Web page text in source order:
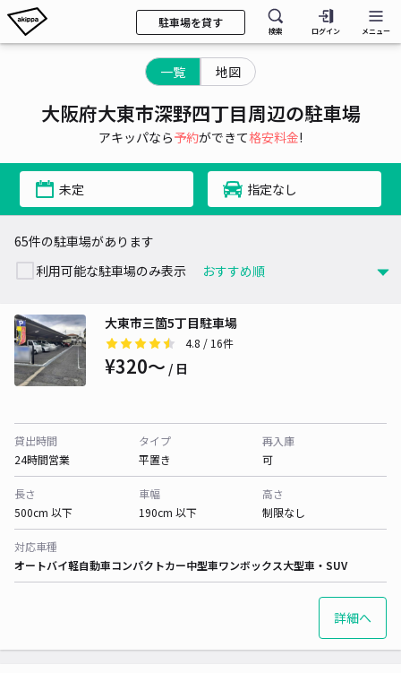
駐車場を貸す
検索 ログイン メニュー
一覧 地図
大阪府大東市深野四丁目周辺の駐車場
アキッパなら予約ができて格安料金!
未定 指定なし
65件の駐車場があります
利用可能な駐車場のみ表示
大東市三箇5丁目駐車場
4.8 / 16件
¥320〜 / 日
貸出時間
24時間営業
タイプ
平置き
再入庫
可
長さ
500cm 以下
車幅
190cm 以下
高さ
制限なし
対応車種
オートバイ軽自動車コンパクトカー中型車ワンボックス大型車・SUV
詳細へ